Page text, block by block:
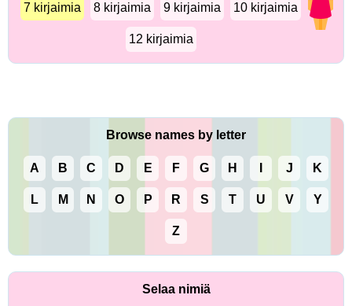
7 kirjaimia 8 kirjaimia 9 kirjaimia 10 kirjaimia
12 kirjaimia
Browse names by letter
A B C D E F G H J K
L M N O P R S T U V Y
Z
Selaa nimiä